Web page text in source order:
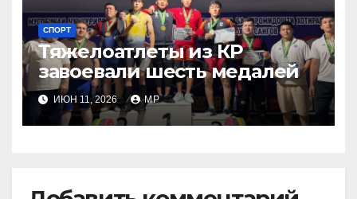
СПОРТ
Тяжелоатлеты из КР
завоевали шесть медалей
ИЮН 11, 2026 MP